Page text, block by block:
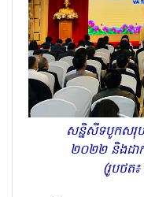
សន្និសីទបូកសរុប
២០២២ និងដាក់
(រូបថត